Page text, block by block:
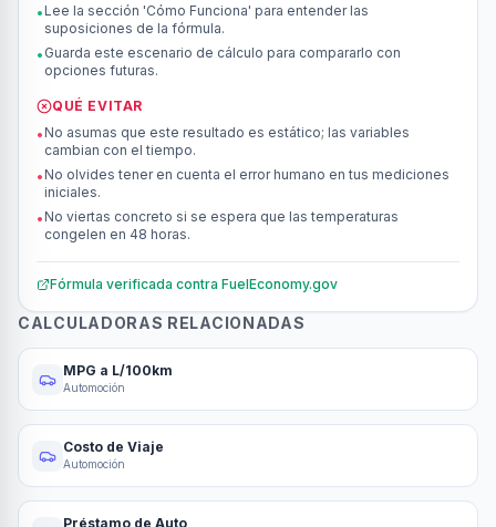
• Lee la sección 'Cómo Funciona' para entender las
suposiciones de la fórmula.
• Guarda este escenario de cálculo para compararlo con
opciones futuras.
QUÉ EVITAR
• No asumas que este resultado es estático; las variables
cambian con el tiempo.
• No olvides tener en cuenta el error humano en tus mediciones
iniciales.
• No viertas concreto si se espera que las temperaturas
congelen en 48 horas.
Fórmula verificada contra FuelEconomy.gov
CALCULADORAS RELACIONADAS
MPG a L/100km
Automoción
Costo de Viaje
Automoción
Préstamo de Auto